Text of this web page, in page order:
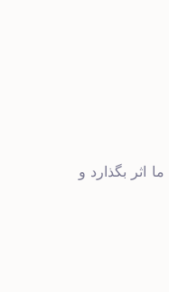
اثر بگذارد و